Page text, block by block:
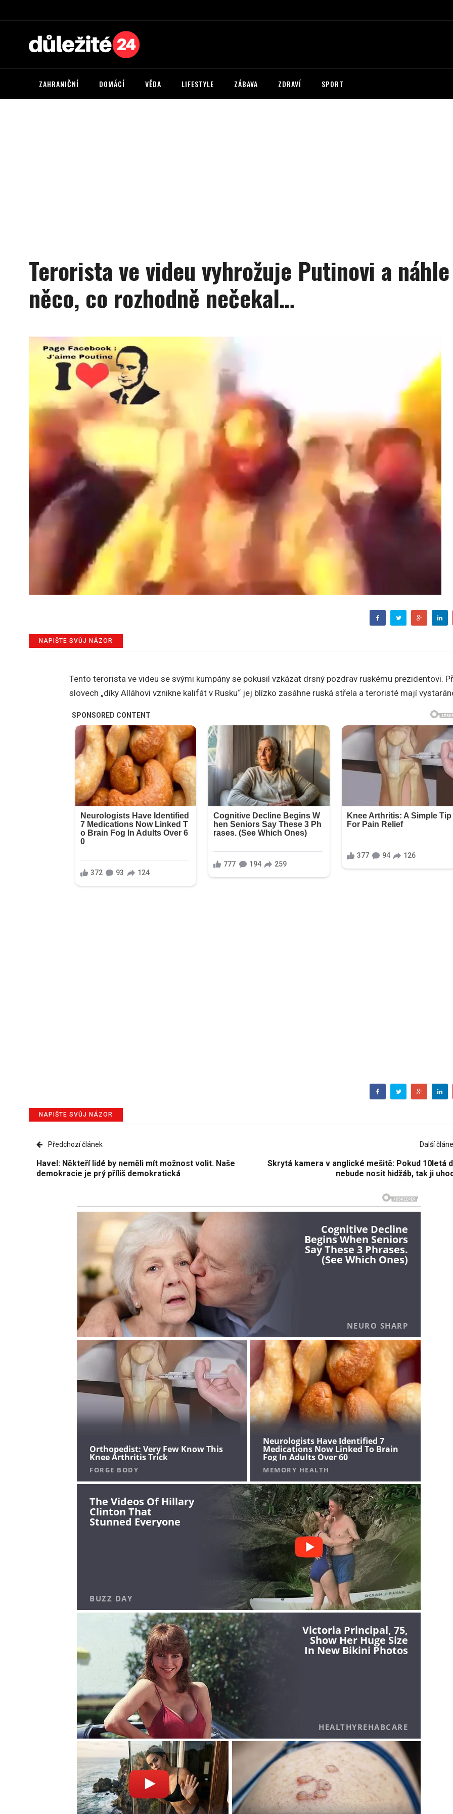
ZAHRANIČNÍ DOMÁCÍ VĚDA LIFESTYLE ZÁBAVA ZDRAVÍ SPORT
Terorista ve videu vyhrožuje Putinovi a
něco, co rozhodně nečekal…
NAPIŠTE SVŮJ NÁZOR
Tento terorista ve videu se svými kumpány se pokusil vzkázat drsný pozdrav ruskému prezidentovi.
slovech „díky Alláhovi vznikne kalifát v Rusku“ jej blízko zasáhne ruská střela a teroristé mají
NAPIŠTE SVŮJ NÁZOR
Předchozí článek
Havel: Někteří lidé by neměli mít možnost volit. Naše
demokracie je prý příliš demokratická
Další
Skrytá kamera v anglické mešitě: Pokud 10letá
nebude nosit hidžáb, tak ji